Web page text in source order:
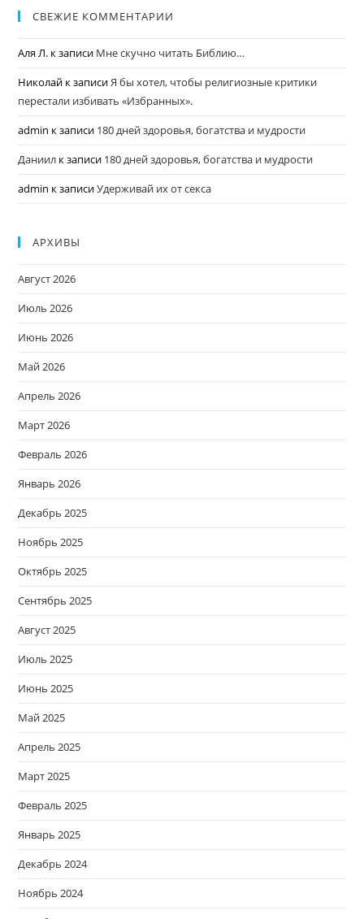
СВЕЖИЕ КОММЕНТАРИИ
Аля Л. к записи Мне скучно читать Библию…
Николай к записиЯ бы хотел, чтобы религиозные критики
перестали избивать «Избранных».
admin к записи 180 дней здоровья, богатства и мудрости
Даниил к записи 180 дней здоровья, богатства и мудрости
admin к записиУдерживай их от секса
АРХИВЫ
Август 2026
Июль 2026
Июнь 2026
Май 2026
Апрель 2026
Март 2026
Февраль 2026
Январь 2026
Декабрь 2025
Ноябрь 2025
Октябрь 2025
Сентябрь 2025
Август 2025
Июль 2025
Июнь 2025
Май 2025
Апрель 2025
Март 2025
Февраль 2025
Январь 2025
Декабрь 2024
Ноябрь 2024